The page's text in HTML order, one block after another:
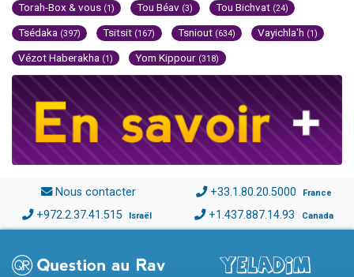
Torah-Box & vous (1) Tou Béav (3) Tou Bichvat (24)
Tsédaka (397) Tsitsit (167) Tsniout (634) Vayichla'h (1)
Vézot Haberakha (1) Yom Kippour (318)
Nous contacter +33.1.80.20.5000 France
+972.2.37.41.515 Israël +1.437.887.14.93 Canada